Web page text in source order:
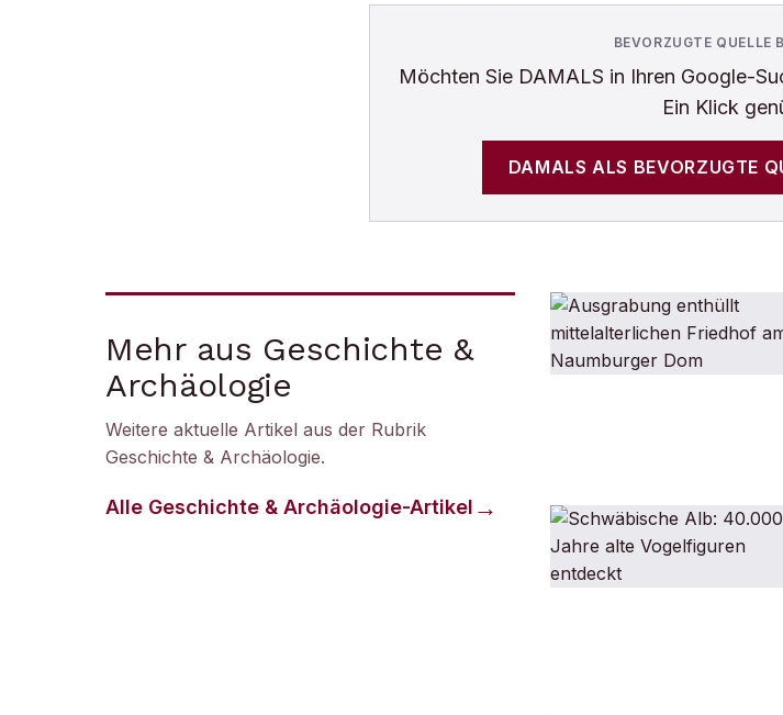
BEVORZUGTE QUELLE
Möchten Sie DAMALS in Ihren Google-
Ein Klick
DAMALS ALS BEVORZUGTE
Mehr aus Geschichte &
Archäologie
Weitere aktuelle Artikel aus der Rubrik
Geschichte & Archäologie.
Alle Geschichte & Archäologie-Artikel